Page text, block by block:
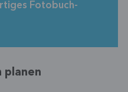
Fotobuch-
planen